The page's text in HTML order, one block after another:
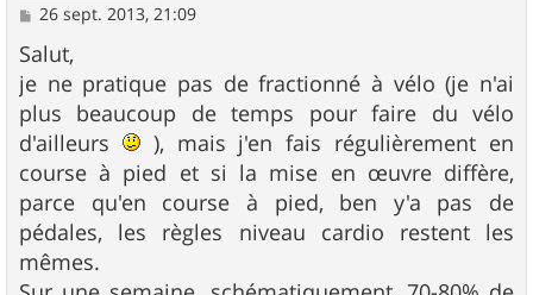
M
s
s
a
g
e
26 sept. 2013, 21:09
Salut,
je ne pratique pas de fractionné à vélo (je n'ai
plus beaucoup de temps pour faire du vélo
d'ailleurs
), mais j'en fais régulièrement en
course à pied et si la mise en œuvre diffère,
parce qu'en course à pied, ben y'a pas de
pédales, les règles niveau cardio restent les
mêmes.